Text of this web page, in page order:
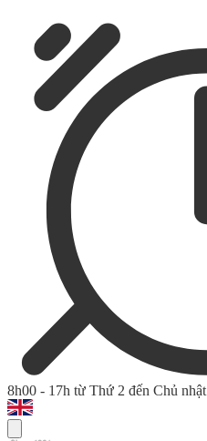
8h00 - 17h từ Thứ 2 đến Chủ nhật